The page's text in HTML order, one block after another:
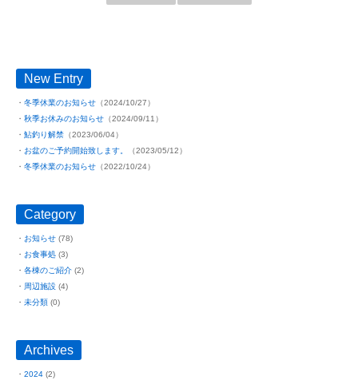
New Entry
冬季休業のお知らせ （2024/10/27）
秋季お休みのお知らせ （2024/09/11）
鮎釣り解禁 （2023/06/04）
お盆のご予約開始致します。
（2023/05/12）
冬季休業のお知らせ （2022/10/24）
Category
お知らせ (78)
お食事処 (3)
各棟のご紹介 (2)
周辺施設 (4)
未分類 (0)
Archives
2024 (2)